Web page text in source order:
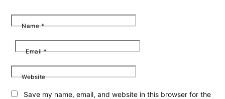
Name*
Email*
Website
Save my name, email, and website in this browser for the